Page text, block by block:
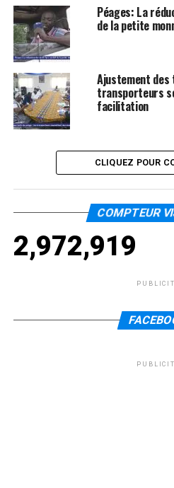
Péages: La
de la petite
Ajustement
transporteurs
facilitation
CLIQUEZ POUR
COMPTEUR
2,972,919